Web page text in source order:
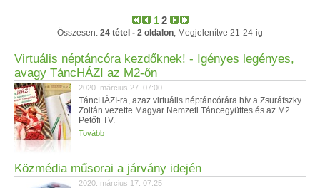
1 2
Összesen: 24 tétel - 2 oldalon, Megjelenítve 21-24-ig
Virtuális néptáncóra kezdőknek! - Igényes legényes,
avagy TáncHÁZI az M2-őn
2020. március 27. 07:00
TáncHÁZI-ra, azaz virtuális néptáncórára hív a Zsuráfszky
Zoltán vezette Magyar Nemzeti Táncegyüttes és az M2
Petőfi TV.
Tovább
Közmédia műsorai a járvány idején
2020. március 17. 07:25